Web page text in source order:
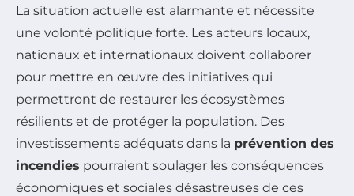
La situation actuelle est alarmante et nécessite
une volonté politique forte. Les acteurs locaux,
nationaux et internationaux doivent collaborer
pour mettre en œuvre des initiatives qui
permettront de restaurer les écosystèmes
résilients et de protéger la population. Des
investissements adéquats dans la prévention des
incendies pourraient soulager les conséquences
économiques et sociales désastreuses de ces